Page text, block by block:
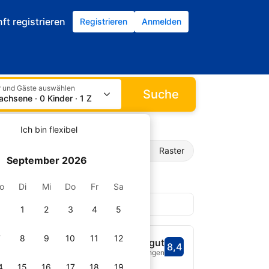
registrieren Registrieren Anmelden
Ich bin flexibel
September 2026
Di Mi Do Fr Sa
1 2 3 4 5
8 9 10 11 12
15 16 17 18 19
und Gäste auswählen
· 0 Kinder · 1 Zimmer Suche
Raster
City Centre
Bewertet mit 8,4
8,4
Sehr gut
11 Bewertungen